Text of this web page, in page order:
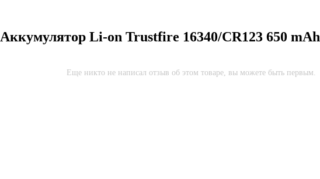
Аккумулятор Li-on Trustfire 16340/CR123 650 mAh
Еще никто не написал отзыв об этом товаре, вы можете быть первым.